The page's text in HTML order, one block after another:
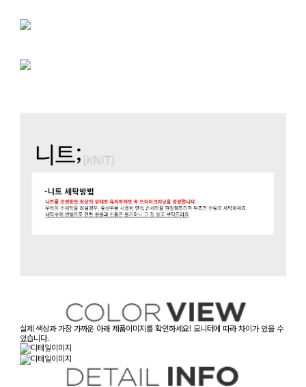
실제 색상과 가장 가까운 아래 제품이미지를 확인하세요! 모니터에 따라 차이가 있을 수
있습니다.